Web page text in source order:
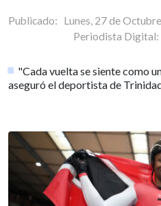
Publicado: Lunes, 27 de
Periodista Digital:
"Cada vuelta se siente como
aseguró el deportista de